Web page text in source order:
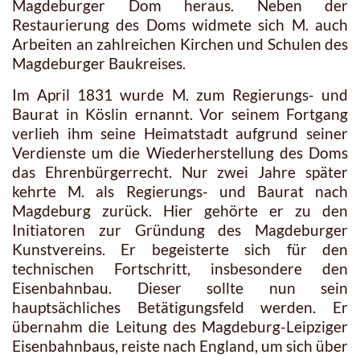
Magdeburger Dom heraus. Neben der
Restaurierung des Doms widmete sich M. auch
Arbeiten an zahlreichen Kirchen und Schulen des
Magdeburger Baukreises.
Im April 1831 wurde M. zum Regierungs- und
Baurat in Köslin ernannt. Vor seinem Fortgang
verlieh ihm seine Heimatstadt aufgrund seiner
Verdienste um die Wiederherstellung des Doms
das Ehrenbürgerrecht. Nur zwei Jahre später
kehrte M. als Regierungs- und Baurat nach
Magdeburg zurück. Hier gehörte er zu den
Initiatoren zur Gründung des Magdeburger
Kunstvereins. Er begeisterte sich für den
technischen Fortschritt, insbesondere den
Eisenbahnbau. Dieser sollte nun sein
hauptsächliches Betätigungsfeld werden. Er
übernahm die Leitung des Magdeburg-Leipziger
Eisenbahnbaus, reiste nach England, um sich über